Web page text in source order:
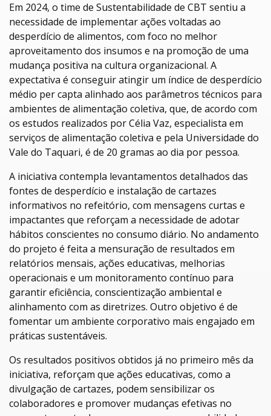
Em 2024, o time de Sustentabilidade de CBT sentiu a
necessidade de implementar ações voltadas ao
desperdício de alimentos, com foco no melhor
aproveitamento dos insumos e na promoção de uma
mudança positiva na cultura organizacional. A
expectativa é conseguir atingir um índice de desperdício
médio per capta alinhado aos parâmetros técnicos para
ambientes de alimentação coletiva, que, de acordo com
os estudos realizados por Célia Vaz, especialista em
serviços de alimentação coletiva e pela Universidade do
Vale do Taquari, é de 20 gramas ao dia por pessoa.
A iniciativa contempla levantamentos detalhados das
fontes de desperdício e instalação de cartazes
informativos no refeitório, com mensagens curtas e
impactantes que reforçam a necessidade de adotar
hábitos conscientes no consumo diário. No andamento
do projeto é feita a mensuração de resultados em
relatórios mensais, ações educativas, melhorias
operacionais e um monitoramento contínuo para
garantir eficiência, conscientização ambiental e
alinhamento com as diretrizes. Outro objetivo é de
fomentar um ambiente corporativo mais engajado em
práticas sustentáveis.
Os resultados positivos obtidos já no primeiro mês da
iniciativa, reforçam que ações educativas, como a
divulgação de cartazes, podem sensibilizar os
colaboradores e promover mudanças efetivas no